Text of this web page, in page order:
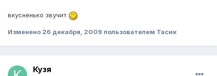
вкусненько звучит
Изменено 26 декабря, 2009 пользователем Тасик
Кузя